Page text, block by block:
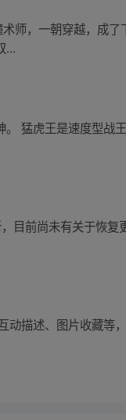
师，一朝穿越，成
...
猛虎王是速度型战
前尚未有关于恢复
动描述、图片收藏等